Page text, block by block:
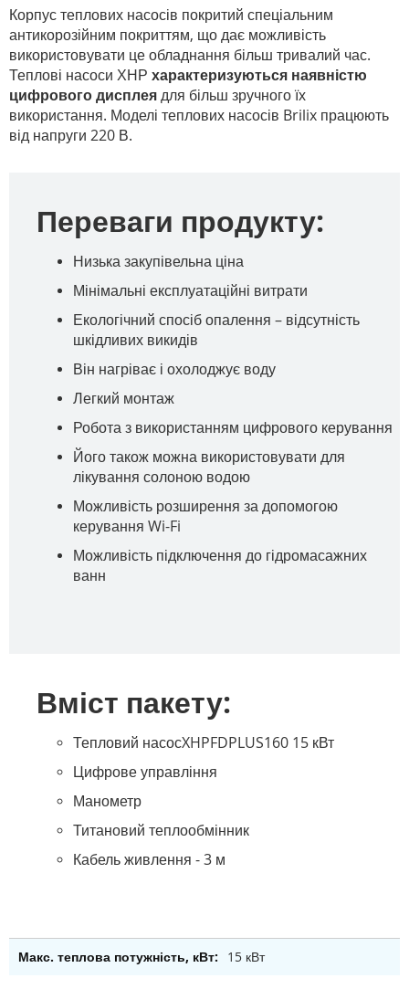
Корпус теплових насосів покритий спеціальним
антикорозійним покриттям, що дає можливість
використовувати це обладнання більш тривалий час.
Теплові насоси ХНР характеризуються наявністю
цифрового дисплеядля більш зручного їх
використання. Моделі теплових насосів Brilix працюють
від напруги 220 В.
Переваги продукту:
Низька закупівельна ціна
Мінімальні експлуатаційні витрати
Екологічний спосіб опалення – відсутність
шкідливих викидів
Він нагріває і охолоджує воду
Легкий монтаж
Робота з використанням цифрового керування
Його також можна використовувати для
лікування солоною водою
Можливість розширення за допомогою
керування Wi-Fi
Можливість підключення до гідромасажних
ванн
Вміст пакету:
Тепловий насосXHPFDPLUS160 15 кВт
Цифрове управління
Манометр
Титановий теплообмінник
Кабель живлення - 3 м
15 кВт